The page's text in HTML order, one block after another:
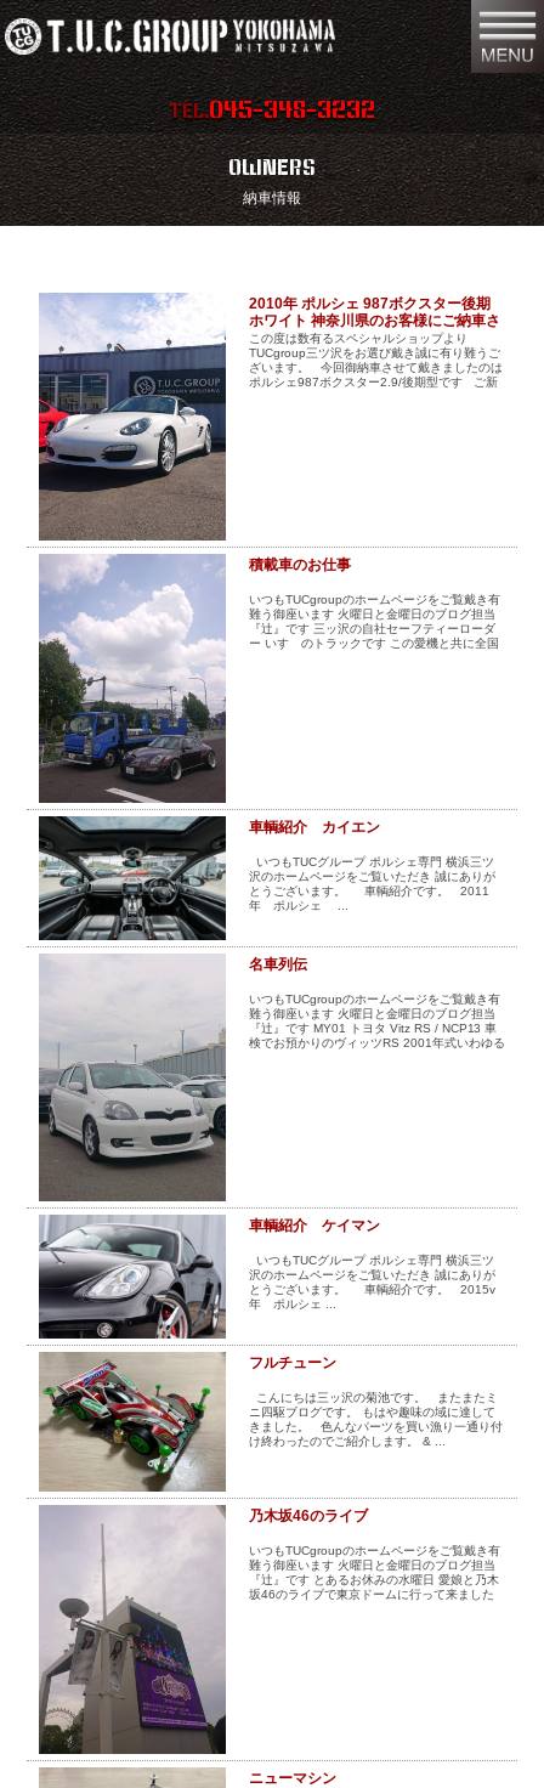
TEL.045-348-3232
在庫車両情報 店舗情報
保証内容 地図
スタッフ紹介 お問い合わせ
特別作業 注文販売
買取無料査定
リクルート
スタッフブログ
ホーム T.U.C.GROUP
OWNERS
納車情報
2010年 ポルシェ 987ボクスター後期
ホワイト 神奈川県のお客様にご納車さ
せて戴きました
この度は数有るスペシャルショップより
TUCgroup三ツ沢をお選び戴き誠に有り難うご
ざいます。 今回御納車させて戴きましたのは
ポルシェ987ボクスター2.9/後期型です ご新
積載車のお仕事
いつもTUCgroupのホームページをご覧戴き有
難う御座います 火曜日と金曜日のブログ担当
『辻』です 三ッ沢の自社セーフティーローダ
ー いすゞのトラックです この愛機と共に全国
車輌紹介 カイエン
いつもTUCグループ ポルシェ専門 横浜三ツ
沢のホームページをご覧いただき 誠にありが
とうございます。 車輌紹介です。 2011
年 ポルシェ ...
名車列伝
いつもTUCgroupのホームページをご覧戴き有
難う御座います 火曜日と金曜日のブログ担当
『辻』です MY01 トヨタ Vitz RS / NCP13 車
検でお預かりのヴィッツRS 2001年式いわゆる
車輌紹介 ケイマン
いつもTUCグループ ポルシェ専門 横浜三ツ
沢のホームページをご覧いただき 誠にありが
とうございます。 車輌紹介です。 2015v
年 ポルシェ ...
フルチューン
こんにちは三ッ沢の菊池です。 またまたミ
ニ四駆ブログです。 もはや趣味の域に達して
きました。 色んなパーツを買い漁り一通り付
け終わったのでご紹介します。 & ...
乃木坂46のライブ
いつもTUCgroupのホームページをご覧戴き有
難う御座います 火曜日と金曜日のブログ担当
『辻』です とあるお休みの水曜日 愛娘と乃木
坂46のライブで東京ドームに行って来ました
ニューマシン